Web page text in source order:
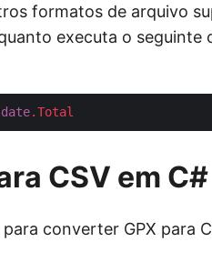
formatos de arquivo
executa o seguinte
.Total
CSV em C#
converter GPX para